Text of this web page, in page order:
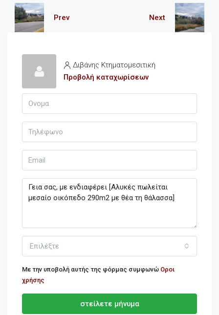
Prev Next
Διβάνης Κτηματομεσιτική
Προβολή καταχωρίσεων
Επιλέξτε
Με την υποβολή αυτής της φόρμας συμφωνώ Οροι
χρήσης
στείλετε μήνυμα